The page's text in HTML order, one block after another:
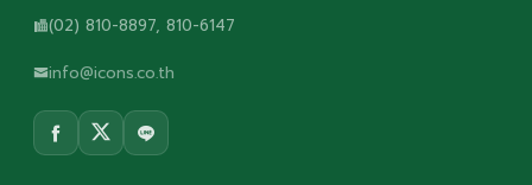
(02) 810-8897, 810-6147
info@icons.co.th